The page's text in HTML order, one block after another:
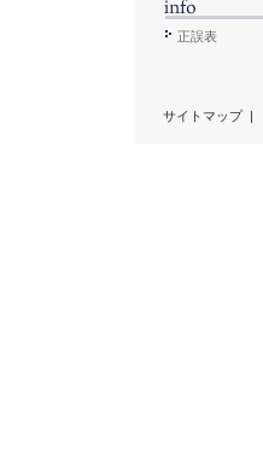
正誤表
サイトマップ